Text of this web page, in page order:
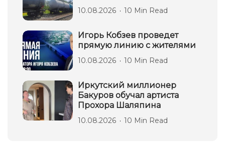
10.08.2026 10 Min Read
Игорь Кобзев проведет
прямую линию с жителями
10.08.2026 10 Min Read
Иркутский миллионер
Бакуров обучал артиста
Прохора Шаляпина
10.08.2026 10 Min Read